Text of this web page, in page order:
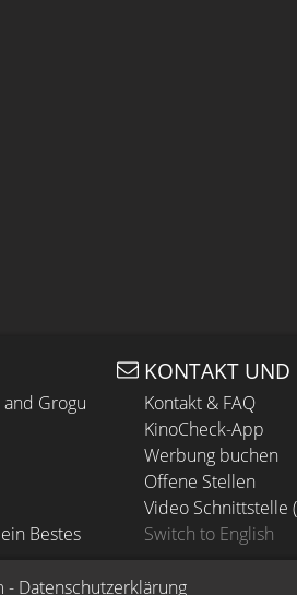
Grogu
Bestes
KONTAKT UND
Kontakt & FAQ
KinoCheck-App
Werbung buchen
Offene Stellen
Video Schnittstelle
Switch to English
- Datenschutzerklärung